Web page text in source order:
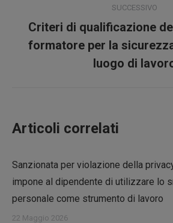
SUCCESSIVO
post:
Criteri di qualificazione
formatore per la
luogo di
Articoli correlati
Sanzionata per violazione della
impone al dipendente di utilizzare lo
personale come strumento di lavoro
22 Maggio 2026